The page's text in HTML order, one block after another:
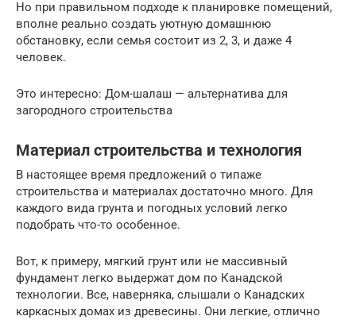
Но при правильном подходе к планировке помещений,
вполне реально создать уютную домашнюю
обстановку, если семья состоит из 2, 3, и даже 4
человек.
Это интересно: Дом-шалаш — альтернатива для
загородного строительства
Материал строительства и технология
В настоящее время предложений о типаже
строительства и материалах достаточно много. Для
каждого вида грунта и погодных условий легко
подобрать что-то особенное.
Вот, к примеру, мягкий грунт или не массивный
фундамент легко выдержат дом по Канадской
технологии. Все, наверняка, слышали о Канадских
каркасных домах из древесины. Они легкие, отлично